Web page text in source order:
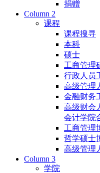
捐赠
Column 2
课程
课程搜寻
本科
硕士
工商管理
行政人员
高级管理
金融财务
高级财会
会计学院
工商管理
哲学硕士
高级管理
Column 3
学院